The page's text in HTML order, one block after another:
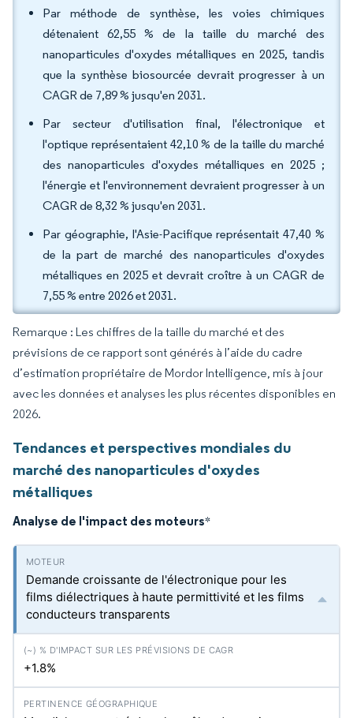
Par méthode de synthèse, les voies chimiques
détenaient 62,55 % de la taille du marché des
nanoparticules d'oxydes métalliques en 2025, tandis
que la synthèse biosourcée devrait progresser à un
CAGR de 7,89 % jusqu'en 2031.
Par secteur d'utilisation final, l'électronique et
l'optique représentaient 42,10 % de la taille du marché
des nanoparticules d'oxydes métalliques en 2025 ;
l'énergie et l'environnement devraient progresser à un
CAGR de 8,32 % jusqu'en 2031.
Par géographie, l'Asie-Pacifique représentait 47,40 %
de la part de marché des nanoparticules d'oxydes
métalliques en 2025 et devrait croître à un CAGR de
7,55 % entre 2026 et 2031.
Remarque : Les chiffres de la taille du marché et des
prévisions de ce rapport sont générés à l’aide du cadre
d’estimation propriétaire de Mordor Intelligence, mis à jour
avec les données et analyses les plus récentes disponibles en
2026.
Tendances et perspectives mondiales du
marché des nanoparticules d'oxydes
métalliques
Analyse de l'impact des moteurs*
Demande croissante de l'électronique pour les
films diélectriques à haute permittivité et les films
conducteurs transparents
+1.8%